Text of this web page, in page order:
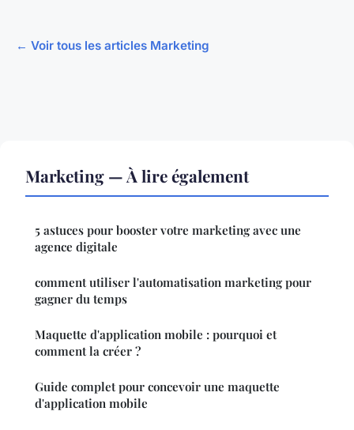
← Voir tous les articles Marketing
Marketing — À lire également
5 astuces pour booster votre marketing avec une
agence digitale
comment utiliser l'automatisation marketing pour
gagner du temps
Maquette d'application mobile : pourquoi et
comment la créer ?
Guide complet pour concevoir une maquette
d'application mobile